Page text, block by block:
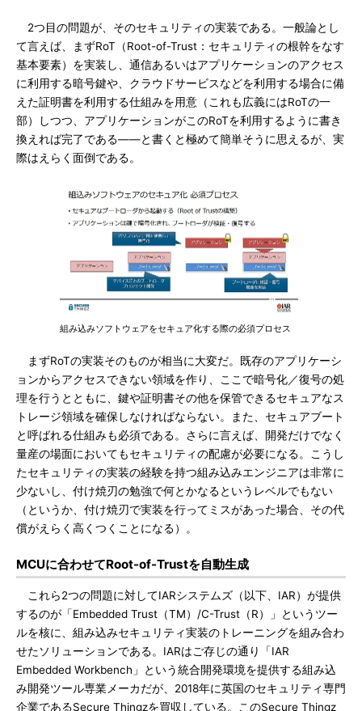
2つ目の問題が、そのセキュリティの実装である。一般論とし
て言えば、まずRoT（Root-of-Trust：セキュリティの根幹をなす
基本要素）を実装し、通信あるいはアプリケーションのアクセス
に利用する暗号鍵や、クラウドサービスなどを利用する場合に備
えた証明書を利用する仕組みを用意（これも広義にはRoTの一
部）しつつ、アプリケーションがこのRoTを利用するように書き
換えれば完了である――と書くと極めて簡単そうに思えるが、実
際はえらく面倒である。
組み込みソフトウェアをセキュア化する際の必須プロセス
まずRoTの実装そのものが相当に大変だ。既存のアプリケーシ
ョンからアクセスできない領域を作り、ここで暗号化／復号の処
理を行うとともに、鍵や証明書その他を保管できるセキュアなス
トレージ領域を確保しなければならない。また、セキュアブート
と呼ばれる仕組みも必須である。さらに言えば、開発だけでなく
量産の場面においてもセキュリティの配慮が必要になる。こうし
たセキュリティの実装の経験を持つ組み込みエンジニアは非常に
少ないし、付け焼刃の勉強で何とかなるというレベルでもない
（というか、付け焼刃で実装を行ってミスがあった場合、その代
償がえらく高くつくことになる）。
MCUに合わせてRoot-of-Trustを自動生成
これら2つの問題に対してIARシステムズ（以下、IAR）が提供
するのが「Embedded Trust（TM）/C-Trust（R）」というツー
ルを核に、組み込みセキュリティ実装のトレーニングを組み合わ
せたソリューションである。IARはご存じの通り「IAR
Embedded Workbench」という統合開発環境を提供する組み込
み開発ツール専業メーカだが、2018年に英国のセキュリティ専門
企業であるSecure Thingzを買収している。このSecure Thingz